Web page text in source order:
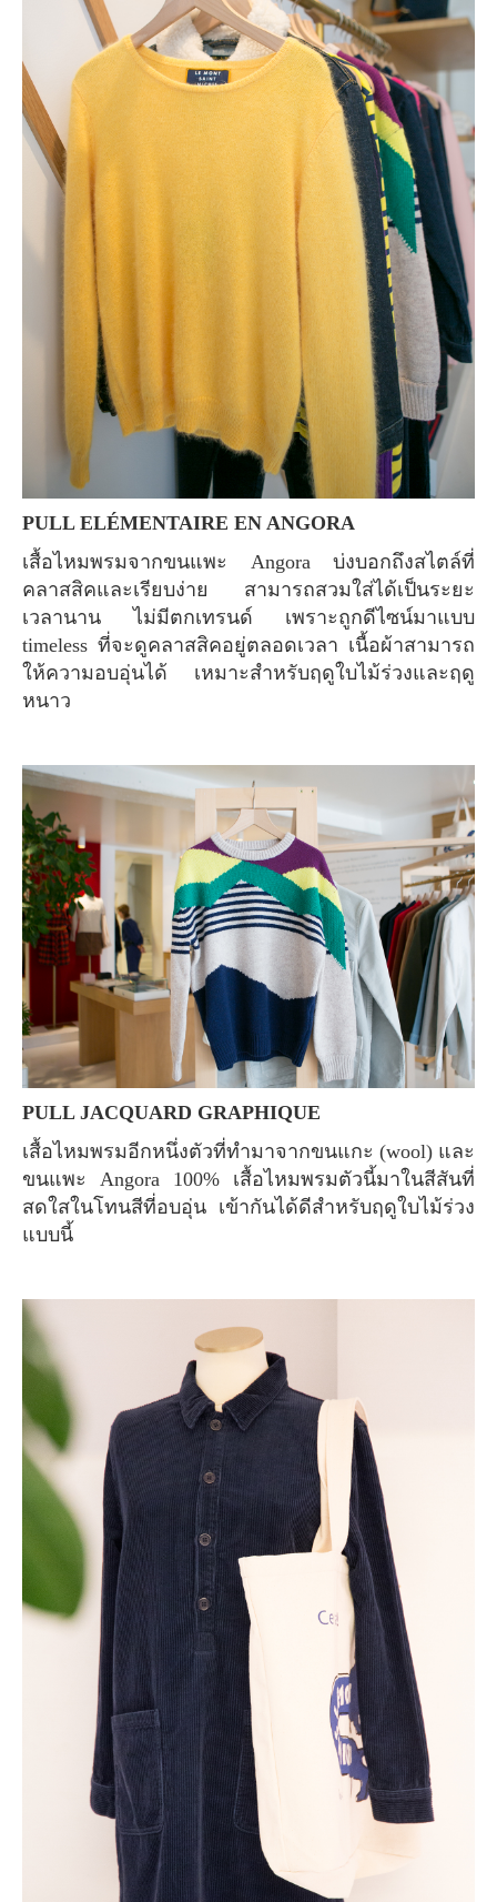
PULL ELÉMENTAIRE EN ANGORA
เสื้อไหมพรมจากขนแพะ Angora บ่งบอกถึงสไตล์ที่
คลาสสิคและเรียบง่าย สามารถสวมใส่ได้เป็นระยะ
เวลานาน ไม่มีตกเทรนด์ เพราะถูกดีไซน์มาแบบ
timeless ที่จะดูคลาสสิคอยู่ตลอดเวลา เนื้อผ้าสามารถ
ให้ความอบอุ่นได้ เหมาะสำหรับฤดูใบไม้ร่วงและฤดู
หนาว
PULL JACQUARD GRAPHIQUE
เสื้อไหมพรมอีกหนึ่งตัวที่ทำมาจากขนแกะ (wool) และ
ขนแพะ Angora 100% เสื้อไหมพรมตัวนี้มาในสีสันที่
สดใสในโทนสีที่อบอุ่น เข้ากันได้ดีสำหรับฤดูใบไม้ร่วง
แบบนี้